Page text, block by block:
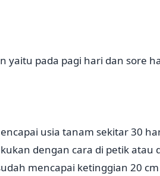
yaitu pada pagi hari dan sore
usia tanam sekitar 30
dengan cara di petik atau
mencapai ketinggian 20